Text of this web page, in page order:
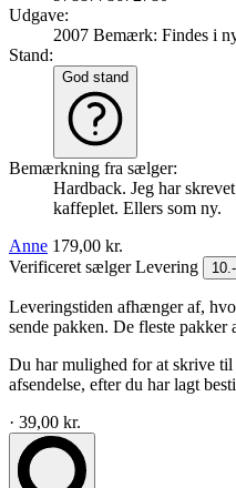
Udgave:
2007 Bemærk: Findes i
Stand:
God stand
Bemærkning fra sælger:
Hardback. Jeg har
kaffeplet. Ellers som ny.
Anne 179,00 kr.
Verificeret sælgerLevering
Leveringstiden afhænger af,
sende pakken. De fleste pakker
Du har mulighed for at skrive
afsendelse, efter du har lagt
· 39,00 kr.